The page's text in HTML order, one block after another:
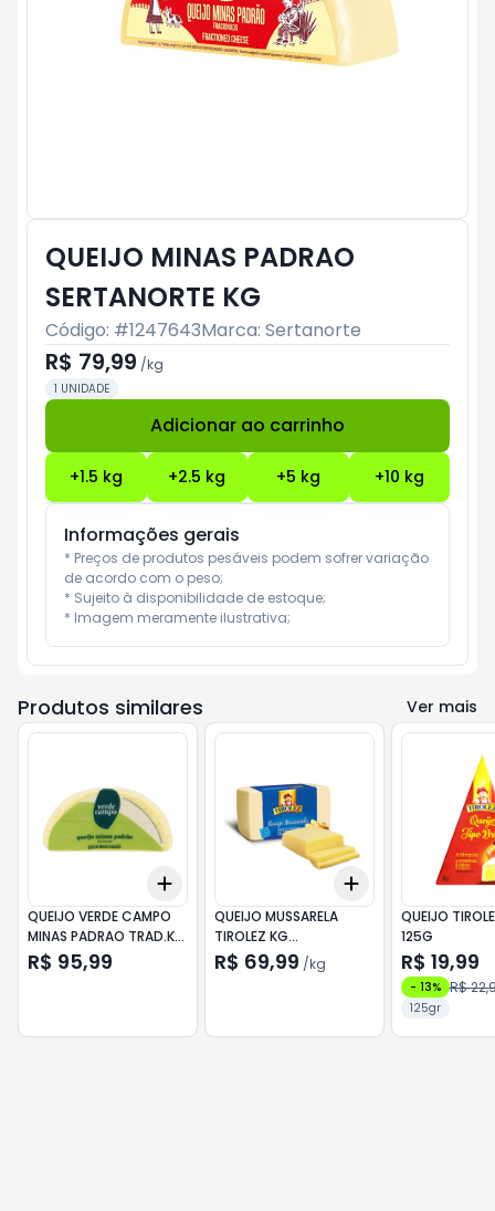
QUEIJO MINAS PADRAO
SERTANORTE KG
Código: #1247643Marca: Sertanorte
R$ 79,99 /kg
1 UNIDADE
Adicionar ao carrinho
+1.5 kg +2.5 kg +5 kg +10 kg
Informações gerais
* Preços de produtos pesáveis podem sofrer variação
de acordo com o peso;
* Sujeito à disponibilidade de estoque;
* Imagem meramente ilustrativa;
Produtos similares Ver mais
Add
QUEIJO VERDE CAMPO
MINAS PADRAO TRAD.KG
PQ
R$ 95,99
+1kg
Add
QUEIJO MUSSARELA
TIROLEZ KG
PECA/PEDACO
R$ 69,99 /kg
QUEIJO
125G
R$ 19,99
- 13% R$
125gr